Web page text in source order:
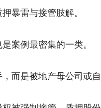
暴雷与接管肢解。
案例最密集的一类。
而是被地产母公司或